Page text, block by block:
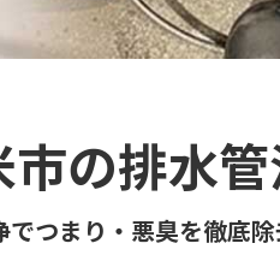
の排水
つまり・悪臭を徹底